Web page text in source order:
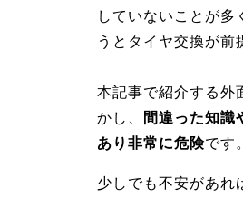
していないことが
うとタイヤ交換が前
本記事で紹介する外
かし、 間違った知識
あり非常に危険です。
少しでも不安があれ